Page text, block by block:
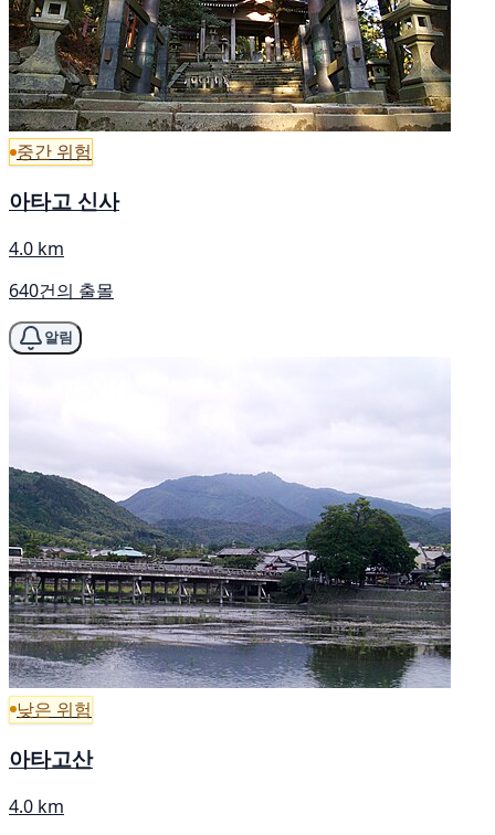
중간 위험
아타고 신사
4.0 km
640건의 출몰
알림
낮은 위험
아타고산
4.0 km